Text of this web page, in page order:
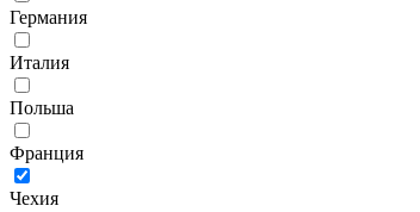
Германия
Италия
Польша
Франция
Чехия